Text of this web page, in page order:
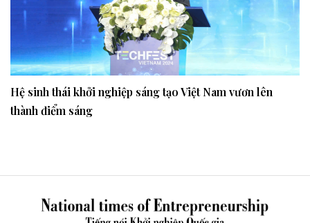
Hệ sinh thái khởi nghiệp sáng tạo Việt Nam vươn lên
thành điểm sáng